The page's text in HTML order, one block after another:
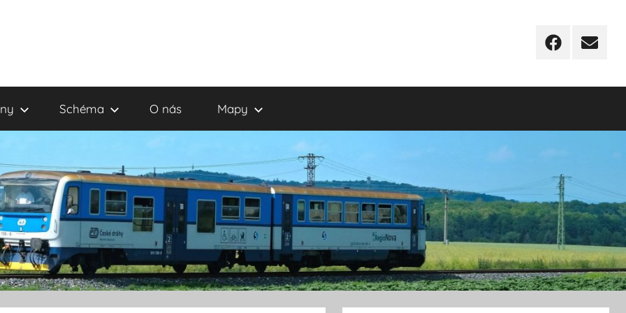
Facebook
Email
Schéma O nás Mapy